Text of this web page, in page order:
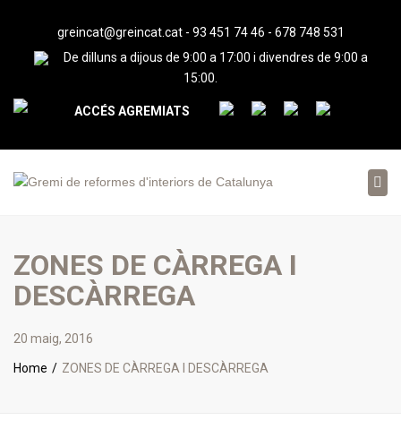
greincat@greincat.cat- 93 451 74 46 - 678 748 531
De dilluns a dijous de 9:00 a 17:00 i divendres de 9:00 a
15:00.
ACCÉS AGREMIATS
ZONES DE CÀRREGA I
DESCÀRREGA
20 maig, 2016
Home ZONES DE CÀRREGA I DESCÀRREGA